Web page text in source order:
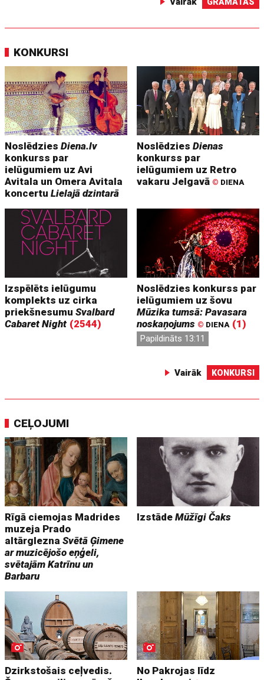
KONKURSI
NoslēdziesDiena.lv
konkurss par
ielūgumiem uz Avi
Avitala un Omera Avitala
koncertuLielajā dzintarā
NoslēdziesDienas
konkurss par
ielūgumiem uz Retro
vakaru Jelgavā © DIENA
Izspēlēts ielūgumu
komplekts uz cirka
priekšnesumuSvalbard
Cabaret Night (2544)
Noslēdzies konkurss par
ielūgumiem uz šovu
Mūzika tumsā: Pavasara
noskaņojums © DIENA (1)
Papildināts 13:11
Vairāk KONKURSI
CEĻOJUMI
Rīgā ciemojas Madrides
muzeja Prado
altārgleznaSvētā Ģimene
ar muzicējošo eņģeli,
svētajām Katrīnu un
Barbaru
IzstādeMūžīgi Čaks
Dzirkstošais ceļvedis.
No Pakrojas līdz